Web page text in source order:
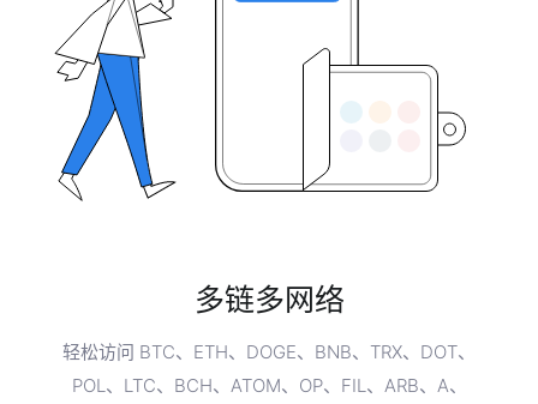
用户正在使用
150+
覆盖国家和地区